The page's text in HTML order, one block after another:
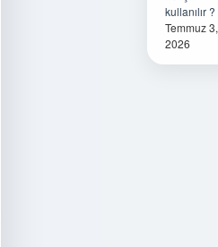
kullanılır ?
Temmuz 3,
2026